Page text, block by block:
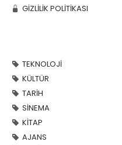
GİZLİLİK POLİTİKASI
TEKNOLOJİ
KÜLTÜR
TARİH
SİNEMA
KİTAP
AJANS